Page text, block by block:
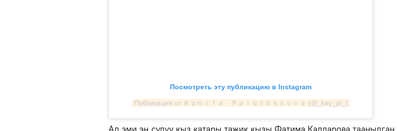
Посмотреть эту публикацию в Instagram
Публикация от Ｋａｍｉｌａ　Ｐｏｌｏｔｂｅｋｏｖａ (@_key_pi_)